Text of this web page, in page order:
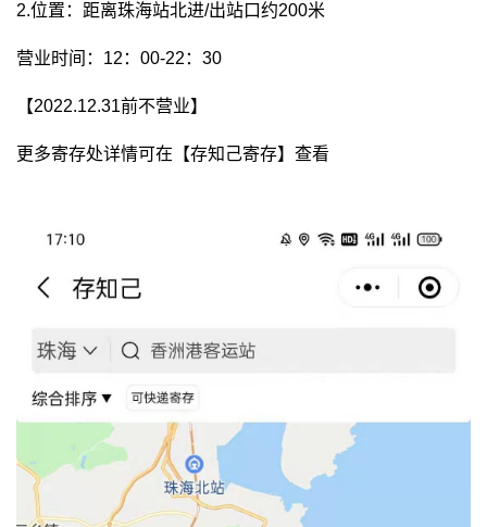
2.位置：距离珠海站北进/出站口约200米
营业时间：12：00-22：30
【2022.12.31前不营业】
更多寄存处详情可在【存知己寄存】查看